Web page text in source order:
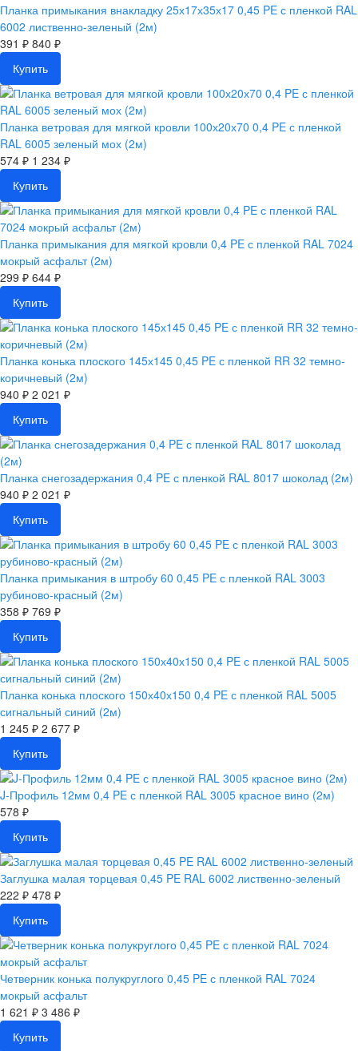
Планка примыкания внакладку 25х17х35х17 0,45 PE с пленкой RAL
6002 лиственно-зеленый (2м)
391 ₽ 840 ₽
Купить
Планка ветровая для мягкой кровли 100х20х70 0,4 PE с пленкой
RAL 6005 зеленый мох (2м)
574 ₽ 1 234 ₽
Купить
Планка примыкания для мягкой кровли 0,4 PE с пленкой RAL 7024
мокрый асфальт (2м)
299 ₽ 644 ₽
Купить
Планка конька плоского 145х145 0,45 PE с пленкой RR 32 темно-
коричневый (2м)
940 ₽ 2 021 ₽
Купить
Планка снегозадержания 0,4 PE с пленкой RAL 8017 шоколад (2м)
940 ₽ 2 021 ₽
Купить
Планка примыкания в штробу 60 0,45 PE с пленкой RAL 3003
рубиново-красный (2м)
358 ₽ 769 ₽
Купить
Планка конька плоского 150х40х150 0,4 PE с пленкой RAL 5005
сигнальный синий (2м)
1 245 ₽ 2 677 ₽
Купить
J-Профиль 12мм 0,4 PE с пленкой RAL 3005 красное вино (2м)
578 ₽
Купить
Заглушка малая торцевая 0,45 PE RAL 6002 лиственно-зеленый
222 ₽ 478 ₽
Купить
Четверник конька полукруглого 0,45 PE с пленкой RAL 7024
мокрый асфальт
1 621 ₽ 3 486 ₽
Купить